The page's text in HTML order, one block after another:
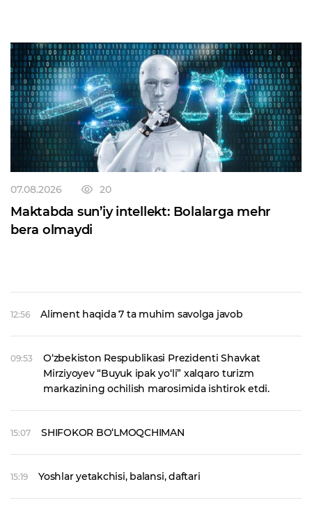
07.08.2026 20
Maktabda sun’iy intellekt: Bolalarga mehr
bera olmaydi
12:56 Aliment haqida 7 ta muhim savolga javob
09:53
O‘zbekiston Respublikasi Prezidenti Shavkat
Mirziyoyev “Buyuk ipak yo‘li” xalqaro turizm
markazining ochilish marosimida ishtirok etdi.
15:07 SHIFOKOR BO‘LMOQCHIMAN
15:19 Yoshlar yetakchisi, balansi, daftari